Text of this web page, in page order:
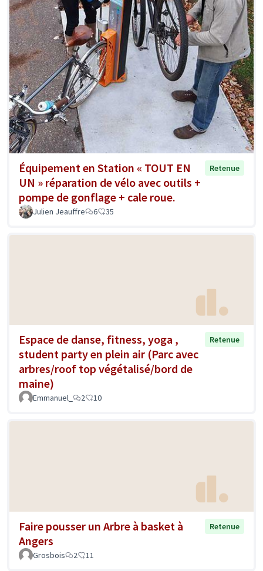
Équipement en Station « TOUT EN
UN » réparation de vélo avec outils +
pompe de gonflage + cale roue.
Retenue
Julien Jeauffre 6 35
Espace de danse, fitness, yoga ,
student party en plein air (Parc avec
arbres/roof top végétalisé/bord de
maine)
Retenue
Emmanuel_ 2 10
Faire pousser un Arbre à basket à
Angers
Retenue
Grosbois 2 11